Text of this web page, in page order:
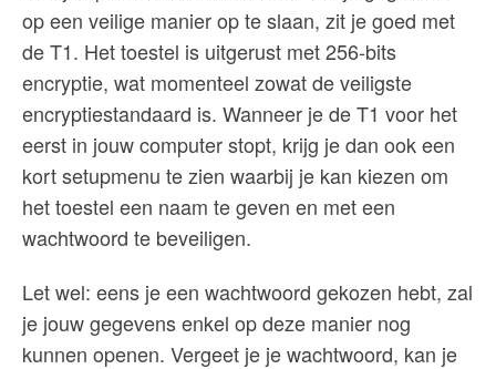
op een veilige manier op te slaan, zit je goed met
de T1. Het toestel is uitgerust met 256-bits
encryptie, wat momenteel zowat de veiligste
encryptiestandaard is. Wanneer je de T1 voor het
eerst in jouw computer stopt, krijg je dan ook een
kort setupmenu te zien waarbij je kan kiezen om
het toestel een naam te geven en met een
wachtwoord te beveiligen.
Let wel: eens je een wachtwoord gekozen hebt, zal
je jouw gegevens enkel op deze manier nog
kunnen openen. Vergeet je je wachtwoord, kan je